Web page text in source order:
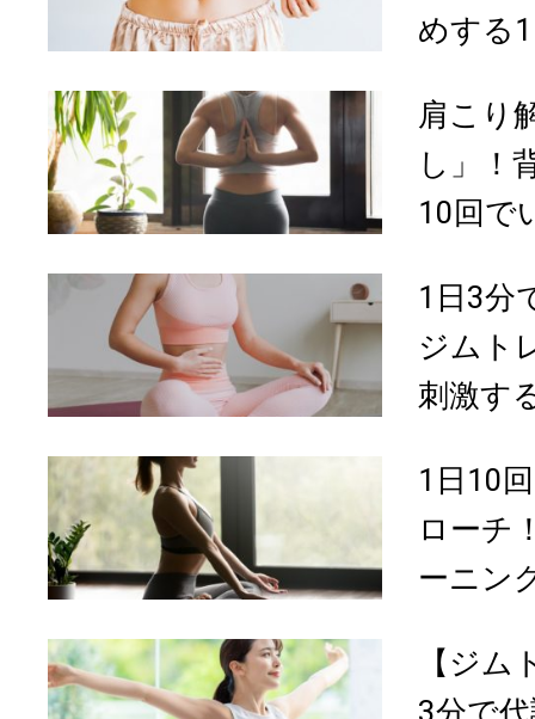
めする
肩こり
し」！
10回で
1日3分
ジムト
刺激す
1日10
ローチ
ーニン
【ジ
3分で